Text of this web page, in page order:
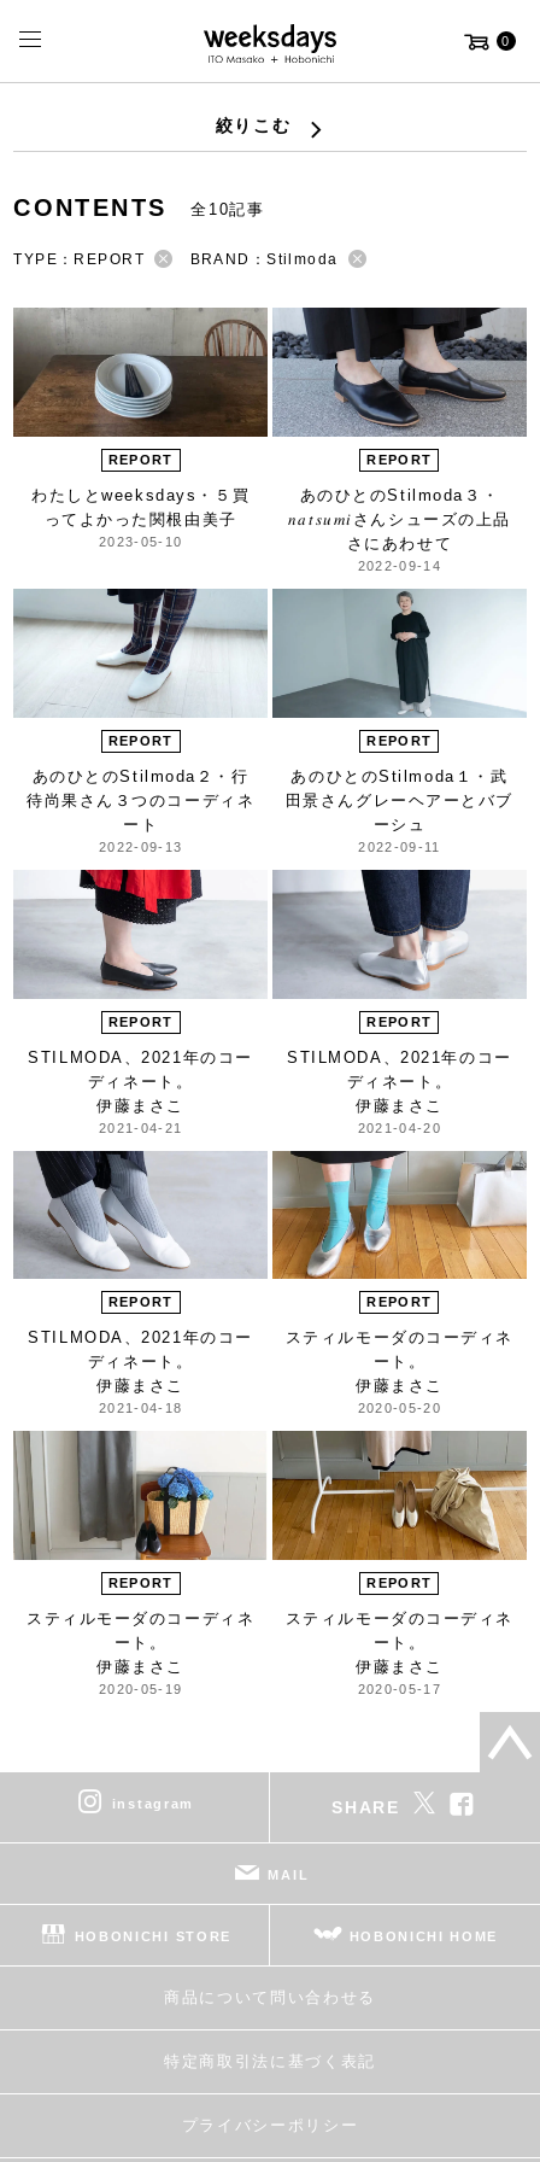
0
絞りこむ
CONTENTS 全10記事
TYPE：REPORT BRAND：Stilmoda
REPORT
わたしとweeksdays・５ 買
ってよかった 関根由美子
2023-05-10
REPORT
あのひとのStilmoda ３・
𝑛𝑎𝑡𝑠𝑢𝑚𝑖さん シューズの上品
さにあわせて
2022-09-14
REPORT
あのひとのStilmoda ２・行
待尚果さん ３つのコーディネ
ート
2022-09-13
REPORT
あのひとのStilmoda １・武
田景さん グレーヘアーとバブ
ーシュ
2022-09-11
REPORT
STILMODA、 2021年のコー
ディネート。
伊藤まさこ
2021-04-21
REPORT
STILMODA、 2021年のコー
ディネート。
伊藤まさこ
2021-04-20
REPORT
STILMODA、2021年のコー
ディネート。
伊藤まさこ
2021-04-18
REPORT
スティルモーダの コーディネ
ート。
伊藤まさこ
2020-05-20
REPORT
スティルモーダの コーディネ
ート。
伊藤まさこ
2020-05-19
REPORT
スティルモーダの コーディネ
ート。
伊藤まさこ
2020-05-17
instagram SHARE
MAIL
HOBONICHI STORE HOBONICHI HOME
商品について問い合わせる
特定商取引法に基づく表記
プライバシーポリシー